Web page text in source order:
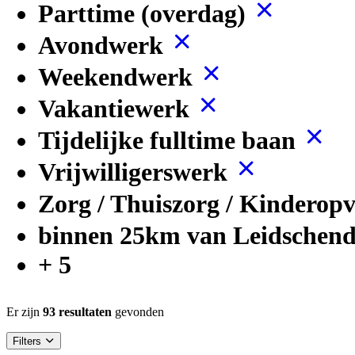
Parttime (overdag)
Avondwerk
Weekendwerk
Vakantiewerk
Tijdelijke fulltime baan
Vrijwilligerswerk
Zorg / Thuiszorg /
binnen 25km van
+ 5
Er zijn 93 resultaten gevonden
Filters